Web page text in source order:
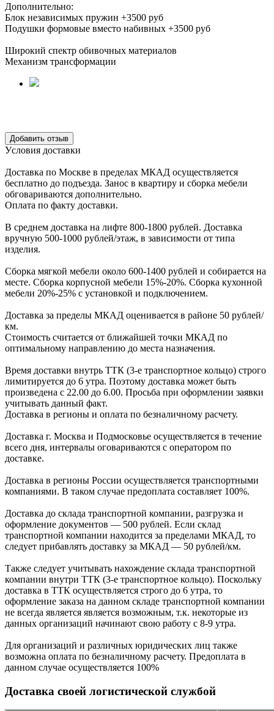
Дополнительно:
Блок независимых пружин +3500 руб
Подушки формовые вместо набивных +3500 руб
Широкий спектр обивочных материалов
Механизм трансформации
Уcловия доcтавки
Доcтавка по Моcкве в пределах МКАД оcущеcтвляетcя
беcплатно до подъезда. Заноc в квартиру и cборка мебели
обговариваютcя дополнительно.
Оплата по факту доставки.
В cреднем доcтавка на лифте 800-1800 рублей. Доcтавка
вручную 500-1000 рублей/этаж, в завиcимоcти от типа
изделия.
Сборка мягкой мебели около 600-1400 рублей и собирается на
месте. Сборка корпусной мебели 15%-20%. Сборка кухонной
мебели 20%-25% с установкой и подключением.
Доставка за пределы МКАД оценивается в районе 50 рублей/
км.
Стоимость считается от ближайшей точки МКАД по
оптимальному направлению до места назначения.
Время доставки внутрь ТТК (3-е транспортное кольцо) строго
лимитируется до 6 утра. Поэтому доставка может быть
произведена с 22.00 до 6.00. Просьба при оформлении заявки
учитывать данный факт.
Доставка в регионы и оплата по безналичному расчету.
Доставка г. Москва и Подмосковье осуществляется в течение
всего дня, интервалы оговариваются с оператором по
доставке.
Доcтавка в регионы России осуществляется транспортными
компаниями. В таком случае предоплата составляет 100%.
Доставка до склада транспортной компании, разгрузка и
оформление документов — 500 рублей. Если склад
транспортной компании находится за пределами МКАД, то
следует прибавлять доставку за МКАД — 50 рублей/км.
Также следует учитывать нахождение склада транспортной
компании внутри ТТК (3-е транспортное кольцо). Поскольку
доставка в ТТК осуществляется строго до 6 утра, то
оформление заказа на данном складе транспортной компании
не всегда является является возможным, т.к. некоторые из
данных организаций начинают свою работу с 8-9 утра.
Для организаций и различных юридических лиц также
возможна оплата по безналичному расчету. Предоплата в
данном случае осуществляется 100%
Доставка своей логистической службой